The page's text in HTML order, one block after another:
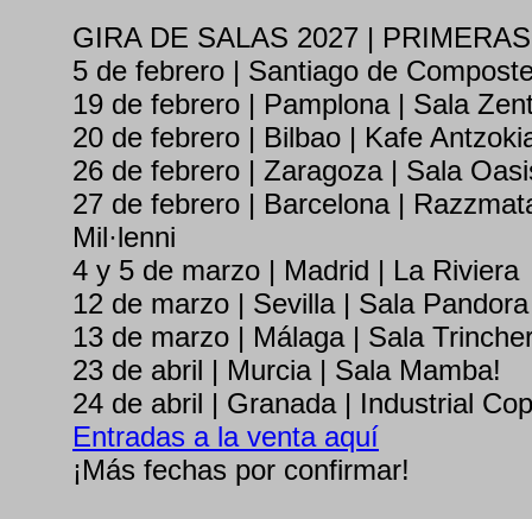
GIRA DE SALAS 2027 |
5 de febrero | Santiago de
19 de febrero | Pamplona | Sala
20 de febrero | Bilbao | Kafe
26 de febrero | Zaragoza | Sala
27 de febrero | Barcelona |
Mil·lenni
4 y 5 de marzo | Madrid | La Riviera
12 de marzo | Sevilla | Sala Pandora
13 de marzo | Málaga | Sala
23 de abril | Murcia | Sala Mamba!
24 de abril | Granada | Industrial
Entradas a la venta aquí
¡Más fechas por confirmar!